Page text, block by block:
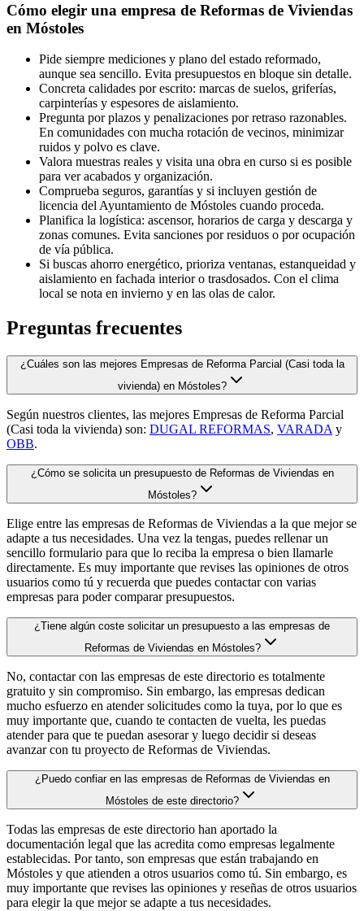
Cómo elegir una empresa de Reformas de Viviendas
en Móstoles
Pide siempre mediciones y plano del estado reformado,
aunque sea sencillo. Evita presupuestos en bloque sin detalle.
Concreta calidades por escrito: marcas de suelos, griferías,
carpinterías y espesores de aislamiento.
Pregunta por plazos y penalizaciones por retraso razonables.
En comunidades con mucha rotación de vecinos, minimizar
ruidos y polvo es clave.
Valora muestras reales y visita una obra en curso si es posible
para ver acabados y organización.
Comprueba seguros, garantías y si incluyen gestión de
licencia del Ayuntamiento de Móstoles cuando proceda.
Planifica la logística: ascensor, horarios de carga y descarga y
zonas comunes. Evita sanciones por residuos o por ocupación
de vía pública.
Si buscas ahorro energético, prioriza ventanas, estanqueidad y
aislamiento en fachada interior o trasdosados. Con el clima
local se nota en invierno y en las olas de calor.
Preguntas frecuentes
¿Cuáles son las mejores Empresas de Reforma Parcial (Casi toda la
vivienda) en Móstoles?
Según nuestros clientes, las mejores Empresas de Reforma Parcial
(Casi toda la vivienda) son: DUGAL REFORMAS, VARADA y
OBB.
¿Cómo se solicita un presupuesto de Reformas de Viviendas en
Móstoles?
Elige entre las empresas de Reformas de Viviendas a la que mejor se
adapte a tus necesidades. Una vez la tengas, puedes rellenar un
sencillo formulario para que lo reciba la empresa o bien llamarle
directamente. Es muy importante que revises las opiniones de otros
usuarios como tú y recuerda que puedes contactar con varias
empresas para poder comparar presupuestos.
¿Tiene algún coste solicitar un presupuesto a las empresas de
Reformas de Viviendas en Móstoles?
No, contactar con las empresas de este directorio es totalmente
gratuito y sin compromiso. Sin embargo, las empresas dedican
mucho esfuerzo en atender solicitudes como la tuya, por lo que es
muy importante que, cuando te contacten de vuelta, les puedas
atender para que te puedan asesorar y luego decidir si deseas
avanzar con tu proyecto de Reformas de Viviendas.
¿Puedo confiar en las empresas de Reformas de Viviendas en
Móstoles de este directorio?
Todas las empresas de este directorio han aportado la
documentación legal que las acredita como empresas legalmente
establecidas. Por tanto, son empresas que están trabajando en
Móstoles y que atienden a otros usuarios como tú. Sin embargo, es
muy importante que revises las opiniones y reseñas de otros usuarios
para elegir la que mejor se adapte a tus necesidades.